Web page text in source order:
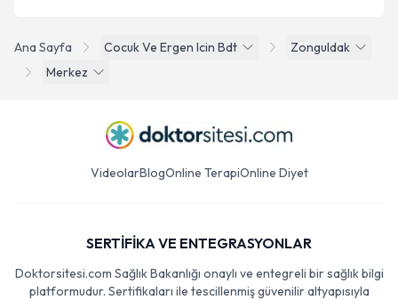
Ana Sayfa Cocuk Ve Ergen Icin Bdt
Zonguldak
Merkez
VideolarBlogOnline TerapiOnline Diyet
SERTİFİKA VE ENTEGRASYONLAR
Doktorsitesi.com Sağlık Bakanlığı onaylı ve entegreli bir sağlık bilgi
platformudur. Sertifikaları ile tescillenmiş güvenilir altyapısıyla